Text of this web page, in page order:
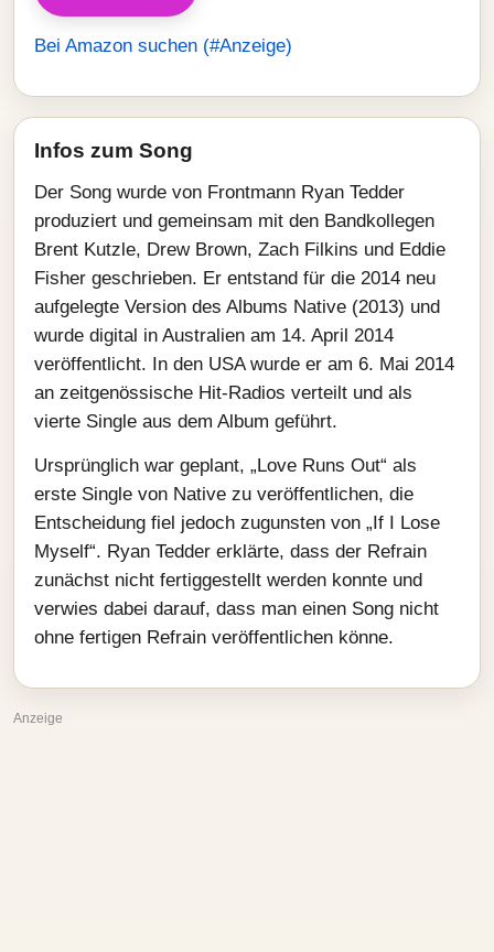
Bei Amazon suchen (#Anzeige)
Infos zum Song
Der Song wurde von Frontmann Ryan Tedder
produziert und gemeinsam mit den Bandkollegen
Brent Kutzle, Drew Brown, Zach Filkins und Eddie
Fisher geschrieben. Er entstand für die 2014 neu
aufgelegte Version des Albums Native (2013) und
wurde digital in Australien am 14. April 2014
veröffentlicht. In den USA wurde er am 6. Mai 2014
an zeitgenössische Hit-Radios verteilt und als
vierte Single aus dem Album geführt.
Ursprünglich war geplant, „Love Runs Out“ als
erste Single von Native zu veröffentlichen, die
Entscheidung fiel jedoch zugunsten von „If I Lose
Myself“. Ryan Tedder erklärte, dass der Refrain
zunächst nicht fertiggestellt werden konnte und
verwies dabei darauf, dass man einen Song nicht
ohne fertigen Refrain veröffentlichen könne.
Anzeige